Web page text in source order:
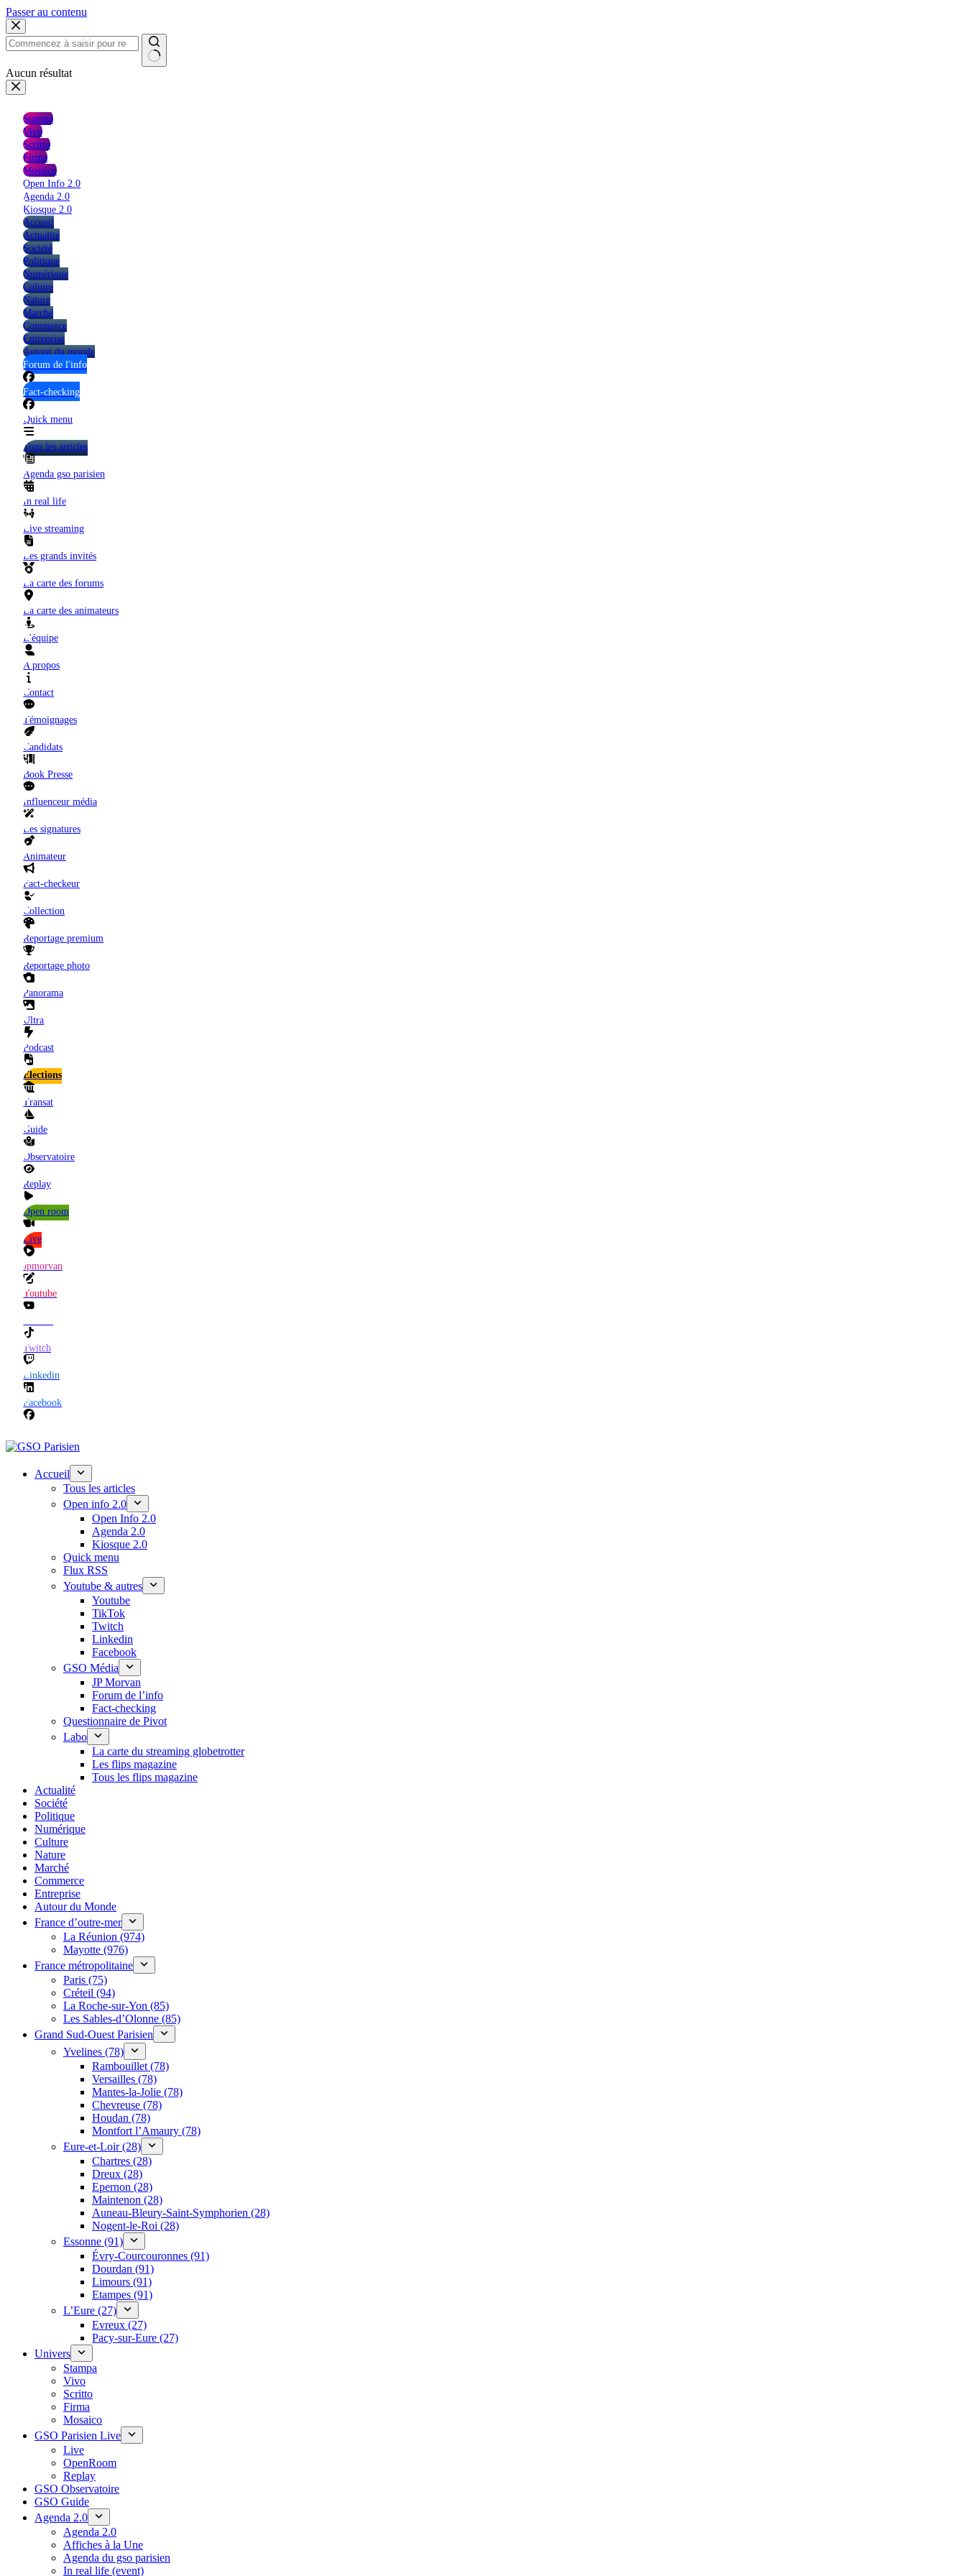
Passer au contenu
Aucun résultat
Stampa
Vivo
Scritto
Firma
Mosaico
Open Info 2.0
Agenda 2.0
Kiosque 2.0
Accueil
Actualité
Société
Politique
Numérique
Culture
Nature
Marché
Commerce
Entreprise
Autour du monde
Forum de l'info
Fact-checking
Quick menu
Tous les articles
Agenda gso parisien
In real life
Live streaming
Les grands invités
La carte des forums
La carte des animateurs
L'équipe
A propos
Contact
Témoignages
Candidats
Book Presse
Influenceur média
Les signatures
Animateur
Fact-checkeur
Collection
Reportage premium
Reportage photo
Panorama
Ultra
Podcast
Elections
Transat
Guide
Observatoire
Replay
Open room
Live
Jpmorvan
Youtube
Twitch
Linkedin
Facebook
Accueil
Tous les articles
Open info 2.0
Open Info 2.0
Agenda 2.0
Kiosque 2.0
Quick menu
Flux RSS
Youtube & autres
Youtube
TikTok
Twitch
Linkedin
Facebook
GSO Média
JP Morvan
Forum de l’info
Fact-checking
Questionnaire de Pivot
Labo
La carte du streaming globetrotter
Les flips magazine
Tous les flips magazine
Actualité
Société
Politique
Numérique
Culture
Nature
Marché
Commerce
Entreprise
Autour du Monde
France d’outre-mer
La Réunion (974)
Mayotte (976)
France métropolitaine
Paris (75)
Créteil (94)
La Roche-sur-Yon (85)
Les Sables-d’Olonne (85)
Grand Sud-Ouest Parisien
Yvelines (78)
Rambouillet (78)
Versailles (78)
Mantes-la-Jolie (78)
Chevreuse (78)
Houdan (78)
Montfort l’Amaury (78)
Eure-et-Loir (28)
Chartres (28)
Dreux (28)
Epernon (28)
Maintenon (28)
Auneau-Bleury-Saint-Symphorien (28)
Nogent-le-Roi (28)
Essonne (91)
Évry-Courcouronnes (91)
Dourdan (91)
Limours (91)
Etampes (91)
L’Eure (27)
Evreux (27)
Pacy-sur-Eure (27)
Univers
Stampa
Vivo
Scritto
Firma
Mosaico
GSO Parisien Live
Live
OpenRoom
Replay
GSO Observatoire
GSO Guide
Agenda 2.0
Agenda 2.0
Affiches à la Une
Agenda du gso parisien
In real life (event)